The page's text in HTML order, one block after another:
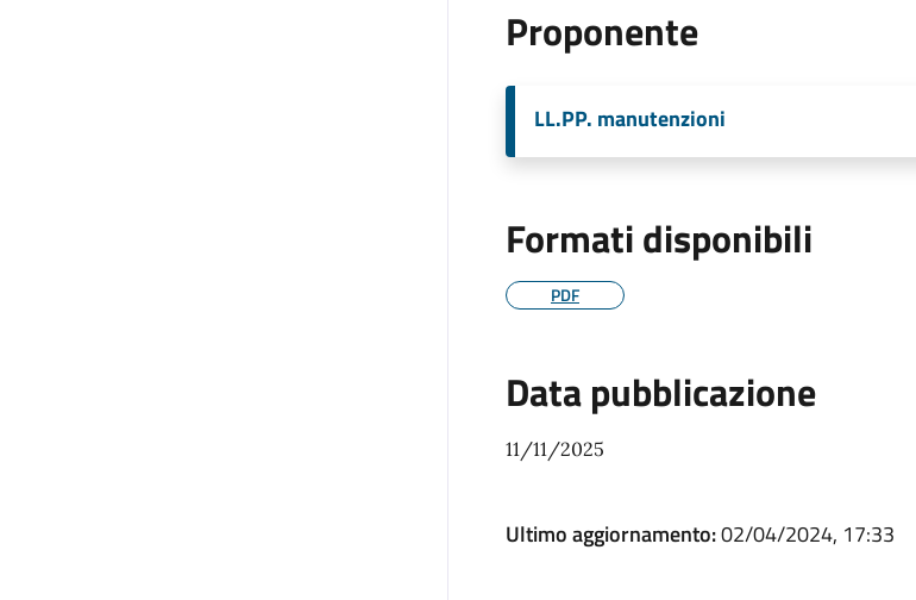
Proponente
LL.PP. manutenzioni
Formati disponibili
PDF
Data pubblicazione
11/11/2025
Ultimo aggiornamento:02/04/2024, 17:33